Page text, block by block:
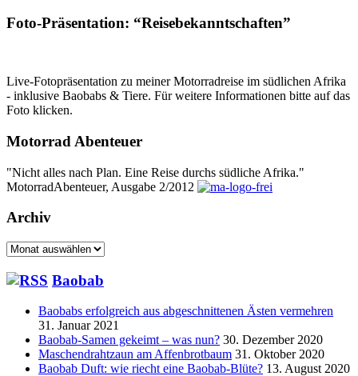
Foto-Präsentation: “Reisebekanntschaften”
Live-Fotopräsentation zu meiner Motorradreise im südlichen Afrika
- inklusive Baobabs & Tiere. Für weitere Informationen bitte auf das
Foto klicken.
Motorrad Abenteuer
"Nicht alles nach Plan. Eine Reise durchs südliche Afrika."
MotorradAbenteuer, Ausgabe 2/2012
Archiv
Archiv
Baobab
Baobabs erfolgreich aus abgeschnittenen Ästen vermehren
31. Januar 2021
Baobab-Samen gekeimt – was nun? 30. Dezember 2020
Maschendrahtzaun am Affenbrotbaum 31. Oktober 2020
Baobab Duft: wie riecht eine Baobab-Blüte? 13. August 2020